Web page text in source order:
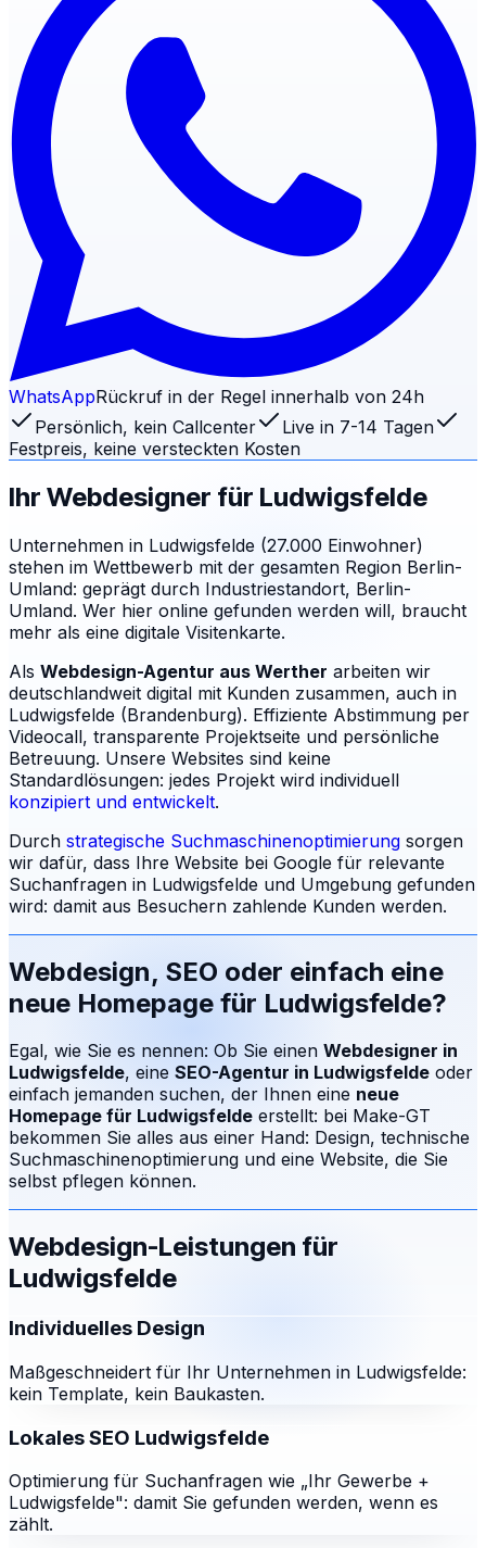
WhatsAppRückruf in der Regel innerhalb von 24h
Persönlich, kein Callcenter
Live in 7-14 Tagen
Festpreis, keine versteckten Kosten
Ihr Webdesigner für Ludwigsfelde
Unternehmen in Ludwigsfelde (27.000 Einwohner)
stehen im Wettbewerb mit der gesamten Region Berlin-
Umland: geprägt durch Industriestandort, Berlin-
Umland. Wer hier online gefunden werden will, braucht
mehr als eine digitale Visitenkarte.
Als Webdesign-Agentur aus Werther arbeiten wir
deutschlandweit digital mit Kunden zusammen, auch in
Ludwigsfelde (Brandenburg). Effiziente Abstimmung per
Videocall, transparente Projektseite und persönliche
Betreuung. Unsere Websites sind keine
Standardlösungen: jedes Projekt wird individuell
konzipiert und entwickelt.
Durch strategische Suchmaschinenoptimierung sorgen
wir dafür, dass Ihre Website bei Google für relevante
Suchanfragen in Ludwigsfelde und Umgebung gefunden
wird: damit aus Besuchern zahlende Kunden werden.
Webdesign, SEO oder einfach eine
neue Homepage für Ludwigsfelde?
Egal, wie Sie es nennen: Ob Sie einen Webdesigner in
Ludwigsfelde, eine SEO-Agentur in Ludwigsfelde oder
einfach jemanden suchen, der Ihnen eine neue
Homepage für Ludwigsfelde erstellt: bei Make-GT
bekommen Sie alles aus einer Hand: Design, technische
Suchmaschinenoptimierung und eine Website, die Sie
selbst pflegen können.
Webdesign-Leistungen für
Ludwigsfelde
Individuelles Design
Maßgeschneidert für Ihr Unternehmen in Ludwigsfelde:
kein Template, kein Baukasten.
Lokales SEO Ludwigsfelde
Optimierung für Suchanfragen wie „Ihr Gewerbe +
Ludwigsfelde": damit Sie gefunden werden, wenn es
zählt.